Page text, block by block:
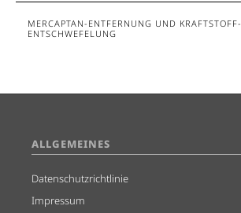
MERCAPTAN-ENTFERNUNG UND KRAFTSTOFF-
ENTSCHWEFELUNG
ALLGEMEINES
Datenschutzrichtlinie
Impressum